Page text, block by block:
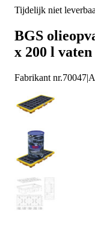
/
/
BGS technic
Tijdelijk niet
BGS
x 200 l vaten
Fabrikant nr.70047|